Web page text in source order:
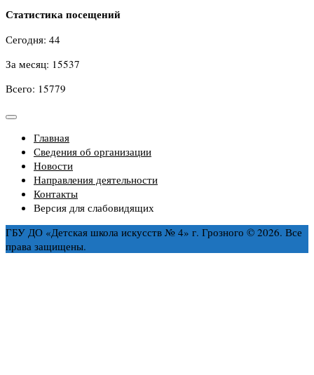
Статистика посещений
Сегодня: 44
За месяц: 15537
Всего: 15779
Главная
Сведения об организации
Новости
Направления деятельности
Контакты
Версия для слабовидящих
ГБУ ДО «Детская школа искусств № 4» г. Грозного © 2026. Все
права защищены.